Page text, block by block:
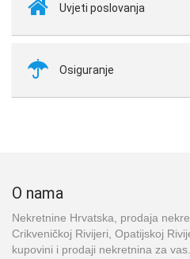
Uvjeti poslovanja
Osiguranje
O nama
Nekretnine Hrvatska, prodaja
Crikveničkoj Rivijeri, Opatijskoj
kupovini i prodaji nekretnina za vas.